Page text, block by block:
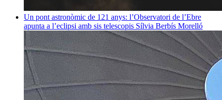
Un pont astronòmic de 121 anys: l’Observatori de l’Ebre
apunta a l’eclipsi amb sis telescopis Sílvia Berbís Morelló